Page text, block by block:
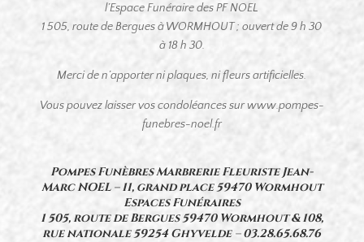
l’Espace Funéraire des PF NOEL
1 505, route de Bergues à WORMHOUT ; ouvert de 9 h 30
à 18 h 30.
Merci de n’apporter ni plaques, ni fleurs artificielles.
Vous pouvez laisser vos condoléances sur www.pompes-
funebres-noel.fr
Pompes Funèbres Marbrerie Fleuriste Jean-
Marc NOEL – 11, grand place 59470 Wormhout
Espaces Funéraires
1 505, route de Bergues 59470 Wormhout & 108,
rue nationale 59254 Ghyvelde –03.28.65.68.76